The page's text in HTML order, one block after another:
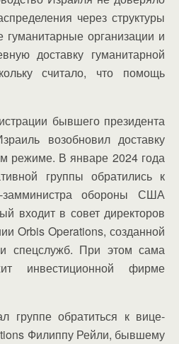
через структуры
организации и
доставку гуманитарной
считало, что помощь
бывшего президента
возобновил доставку
режиме. В январе 2024 года
группы обратились к
обороны США
входит в совет директоров
Orbis Operations, созданной
спецслужб. При этом сама
инвестиционной фирме
группе обратиться к вице-
Филиппу Рейли, бывшему